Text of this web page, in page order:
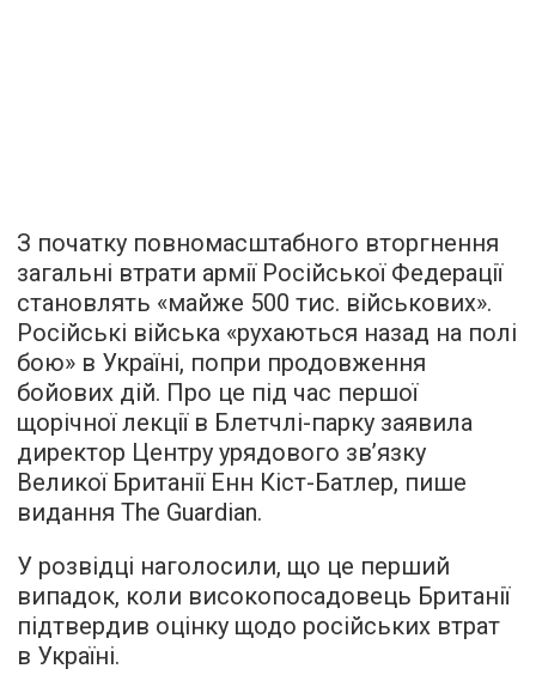
З початку повномасштабного вторгнення
загальні втрати армії Російської Федерації
становлять «майже 500 тис. військових».
Російські війська «рухаються назад на полі
бою» в Україні, попри продовження
бойових дій. Про це під час першої
щорічної лекції в Блетчлі-парку заявила
директор Центру урядового зв’язку
Великої Британії Енн Кіст-Батлер, пише
видання The Guardian.
У розвідці наголосили, що це перший
випадок, коли високопосадовець Британії
підтвердив оцінку щодо російських втрат
в Україні.